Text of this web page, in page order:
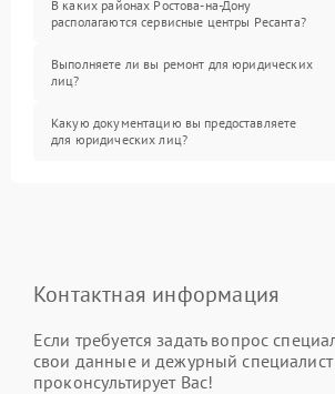
В каких районах Ростова-на-Дону
располагаются сервисные центры Ресанта?
Выполняете ли вы ремонт для юридических
лиц?
Какую документацию вы предоставляете
для юридических лиц?
Контактная информация
Если требуется задать вопрос
свои данные и дежурный специалист
проконсультирует Вас!